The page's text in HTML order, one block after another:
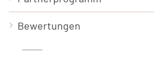
Bewertungen